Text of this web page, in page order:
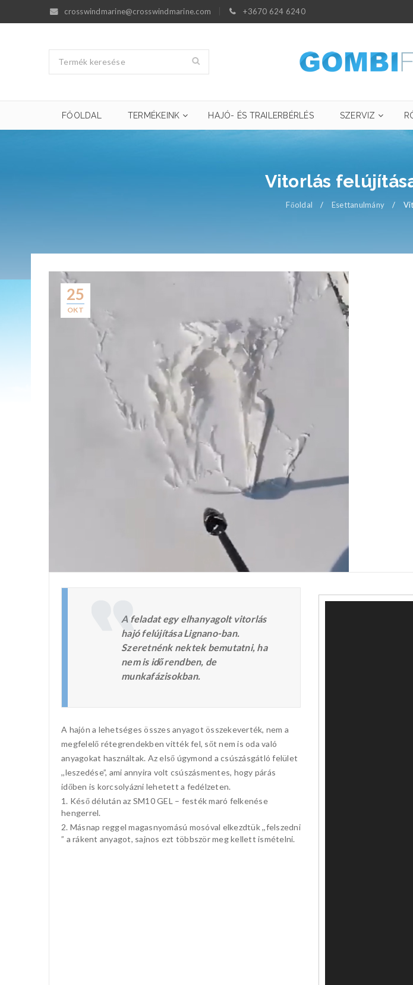
crosswindmarine@crosswindmarine.com +3670 624 6240
FŐOLDAL TERMÉKEINK HAJÓ- ÉS TRAILERBÉRLÉS SZERVIZ
Vitorlás
Főoldal / Esettanulmány /
25
OKT
A feladat egy elhanyagolt vitorlás
hajó felújítása Lignano-ban.
Szeretnénk nektek bemutatni, ha
nem is időrendben, de
munkafázisokban.
A hajón a lehetséges összes anyagot összekeverték, nem a
megfelelő rétegrendekben vitték fel, sőt nem is oda való
anyagokat használtak. Az első úgymond a csúszásgátló felület
,,leszedése”, ami annyira volt csúszásmentes, hogy párás
időben is korcsolyázni lehetett a fedélzeten.
Késő délután az SM10 GEL – festék maró felkenése
hengerrel.
Másnap reggel magasnyomású mosóval elkezdtük ,,felszedni
” a rákent anyagot, sajnos ezt többször meg kellett ismételni.